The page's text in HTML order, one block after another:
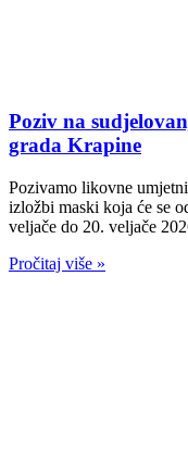
Poziv na
grada Krapine
Pozivamo likovne
izložbi maski koja će se
veljače do 20. veljače
Pročitaj više »